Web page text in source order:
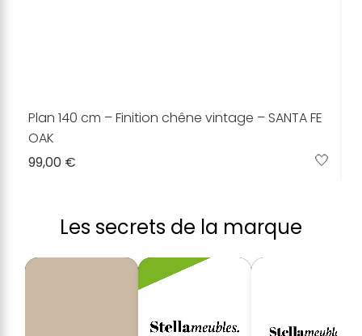
Plan 140 cm – Finition chêne vintage – SANTA FE
OAK
99,00 €
🤍
Les secrets de la marque